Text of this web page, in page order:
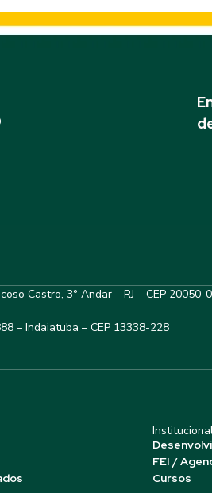
Castro, 3° Andar – RJ – CEP 20050-
– Indaiatuba – CEP 13338-228
FEI /
Cursos